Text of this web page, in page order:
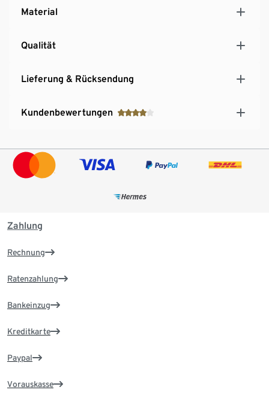
Material
Qualität
Lieferung & Rücksendung
Kundenbewertungen
Zahlung
Rechnung
Ratenzahlung
Bankeinzug
Kreditkarte
Paypal
Vorauskasse